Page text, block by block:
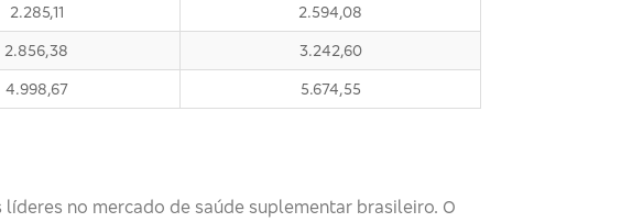
2.285,11 2.594,08
2.856,38 3.242,60
4.998,67 5.674,55
no mercado de saúde suplementar brasileiro. O